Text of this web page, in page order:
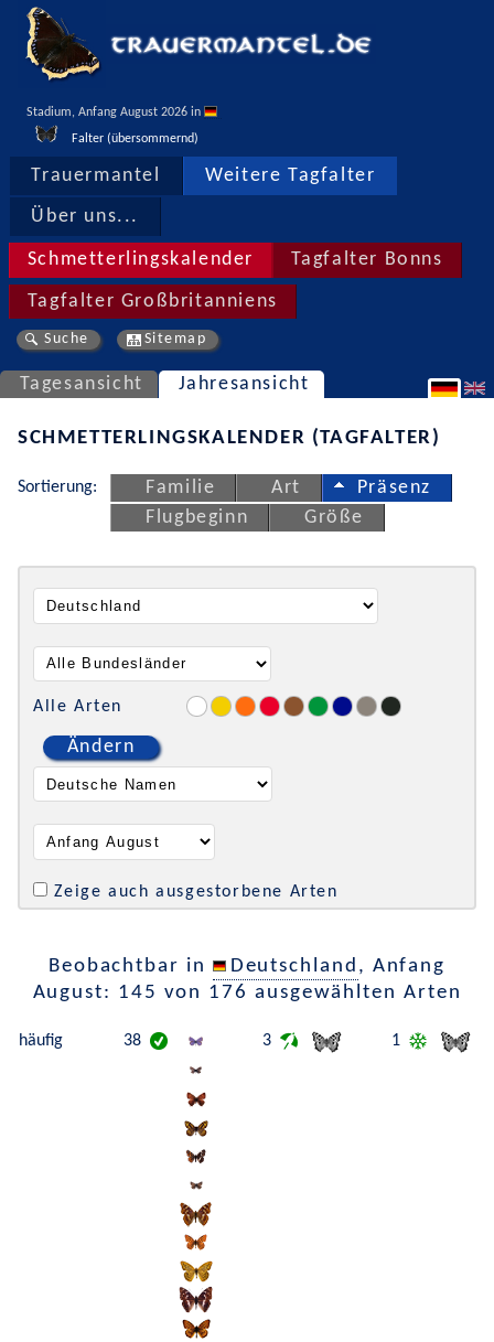
Stadium, Anfang August 2026 in
Falter (übersommernd)
Trauermantel Weitere Tagfalter
Über uns...
Schmetterlingskalender Tagfalter Bonns
Tagfalter Großbritanniens
Suche Sitemap
Tagesansicht Jahresansicht
SCHMETTERLINGSKALENDER (TAGFALTER)
Sortierung: Familie Art
Präsenz
Flugbeginn
Größe
Alle Arten
Ändern
Zeige auch ausgestorbene Arten
Beobachtbar in Deutschland , Anfang
August: 145 von 176 ausgewählten Arten
häufig 38 3 1